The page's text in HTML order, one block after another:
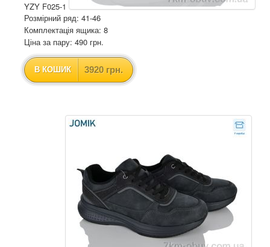
YZY F025-1
Розмірний ряд: 41-46
Комплектація ящика: 8
Ціна за пару: 490 грн.
В КОШИК 3920 грн.